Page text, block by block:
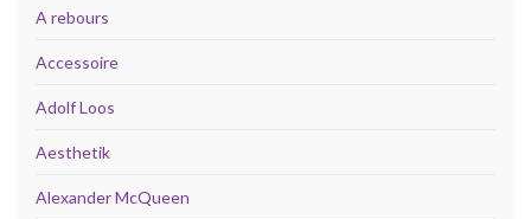
A rebours
Accessoire
Adolf Loos
Aesthetik
Alexander McQueen